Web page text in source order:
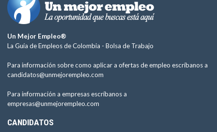
Un Mejor Empleo®
La Guía de Empleos de Colombia - Bolsa de Trabajo
Para información sobre como aplicar a ofertas de empleo escríbanos a
candidatos@unmejorempleo.com
Para información a empresas escríbanos a
empresas@unmejorempleo.com
CANDIDATOS